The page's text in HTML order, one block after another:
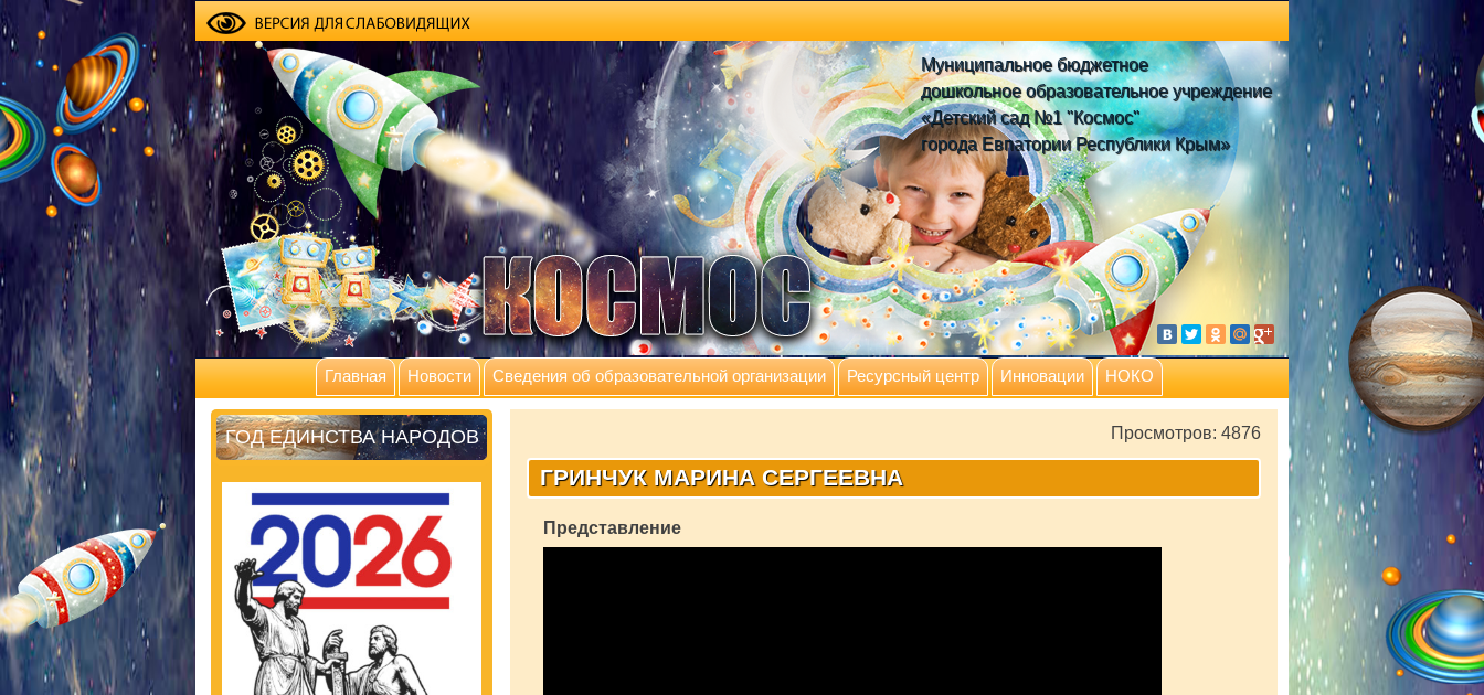
Муниципальное бюджетное
дошкольное образовательное учреждение
«Детский сад №1 "Космос"
города Евпатории Республики Крым»
Главная Новости Сведения об образовательной организации Ресурсный центр Инновации НОКО
ГОД ЕДИНСТВА НАРОДОВ Просмотров: 4876
ГРИНЧУК МАРИНА СЕРГЕЕВНА
Представление